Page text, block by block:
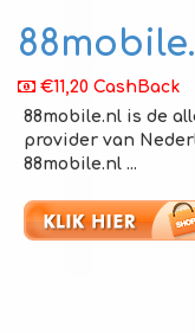
€11,20 CashBack
88mobile.nl is de
provider van
88mobile.nl ...